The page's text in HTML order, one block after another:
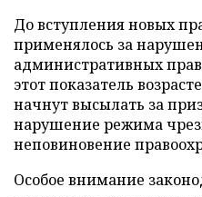
До вступления новых
применялось за
административных
этот показатель
начнут высылать за
нарушение режима
неповиновение
Особое внимание